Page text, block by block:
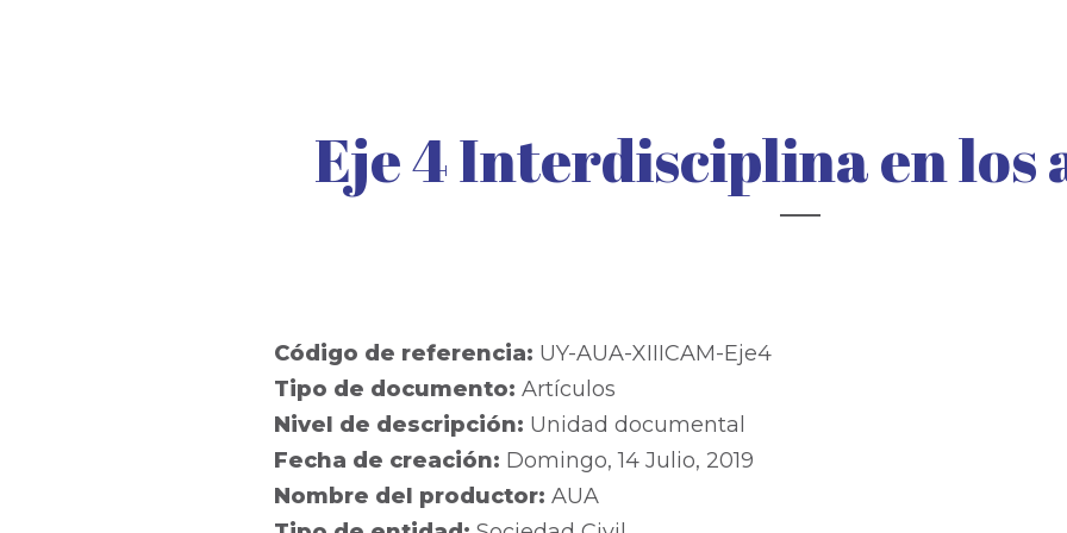
Eje 4 Interdisciplina en los
Código de referencia: UY-AUA-XIIICAM-Eje4
Tipo de documento: Artículos
Nivel de descripción: Unidad documental
Fecha de creación: Domingo, 14 Julio, 2019
Nombre del productor: AUA